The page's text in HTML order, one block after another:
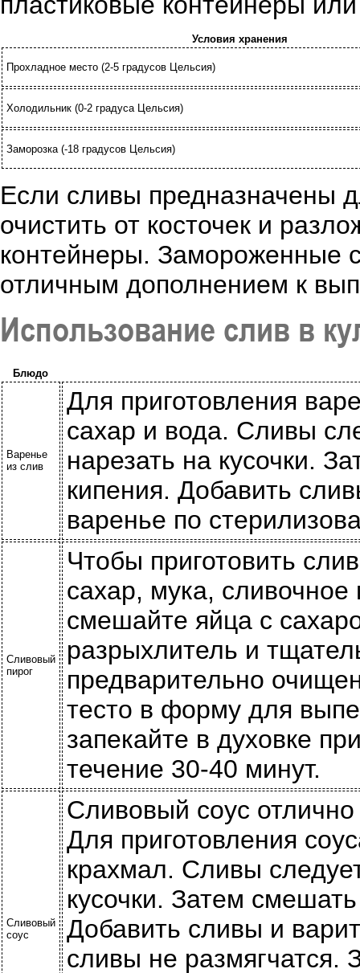
Условия хранения
Прохладное место (2-5 градусов Цельсия)
Холодильник (0-2 градуса Цельсия)
Заморозка (-18 градусов Цельсия)
Если сливы предназначены
очистить от косточек и
контейнеры. Замороженные
отличным дополнением к
Использование слив в
Блюдо
Варенье
из слив
Для приготовления
сахар и вода. Сливы
нарезать на кусочки.
кипения. Добавить
варенье по
Сливовый
пирог
Чтобы приготовить
сахар, мука,
смешайте яйца с
разрыхлитель и
предварительно
тесто в форму для
запекайте в духовке
течение 30-40 минут.
Сливовый
соус
Сливовый соус
Для приготовления
крахмал. Сливы
кусочки. Затем
Добавить сливы и
сливы не размягчатся.